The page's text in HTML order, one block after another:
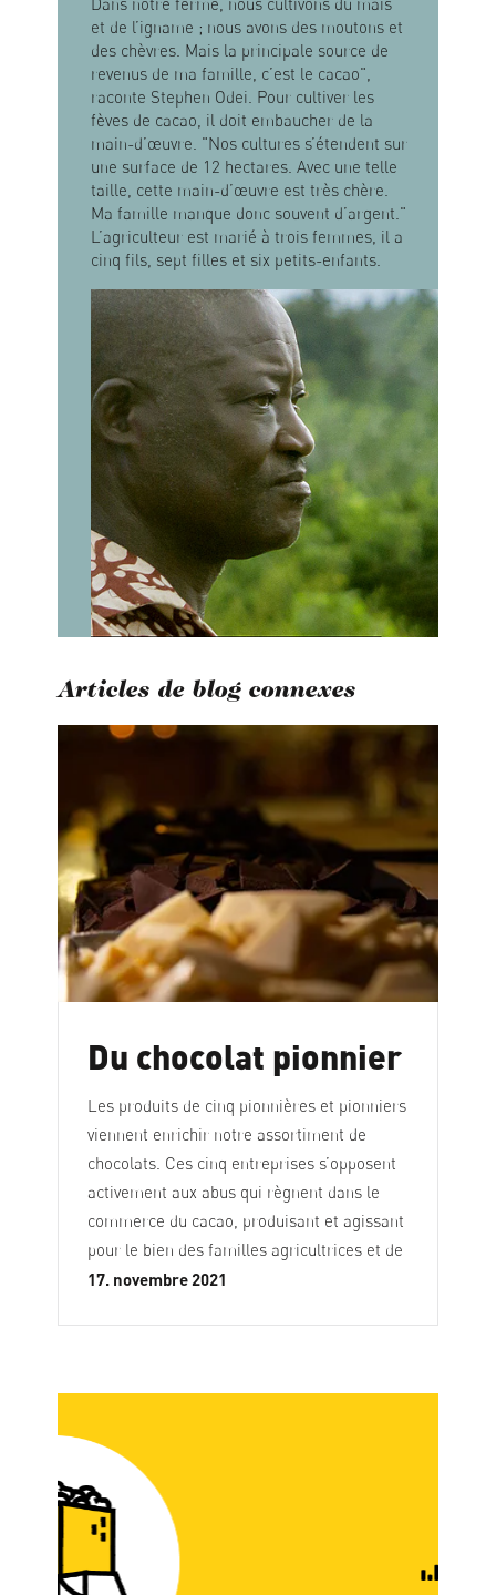
et de l’igname ; nous avons des moutons et
des chèvres. Mais la principale source de
revenus de ma famille, c’est le cacao",
raconte Stephen Odei. Pour cultiver les
fèves de cacao, il doit embaucher de la
main-d’œuvre. "Nos cultures s’étendent sur
une surface de 12 hectares. Avec une telle
taille, cette main-d’œuvre est très chère.
Ma famille manque donc souvent d’argent."
L’agriculteur est marié à trois femmes, il a
cinq fils, sept filles et six petits-enfants.
Articles de blog connexes
Du chocolat pionnier
Les produits de cinq pionnières et pionniers
viennent enrichir notre assortiment de
chocolats. Ces cinq entreprises s’opposent
activement aux abus qui règnent dans le
commerce du cacao, produisant et agissant
pour le bien des familles agricultrices et de
17. novembre 2021